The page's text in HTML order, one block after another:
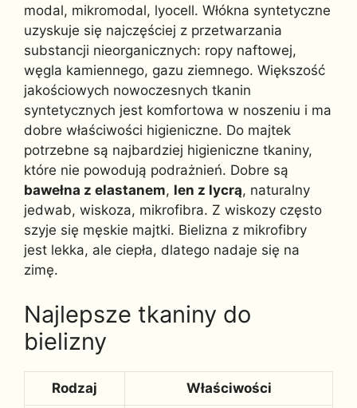
modal, mikromodal, lyocell. Włókna syntetyczne
uzyskuje się najczęściej z przetwarzania
substancji nieorganicznych: ropy naftowej,
węgla kamiennego, gazu ziemnego. Większość
jakościowych nowoczesnych tkanin
syntetycznych jest komfortowa w noszeniu i ma
dobre właściwości higieniczne. Do majtek
potrzebne są najbardziej higieniczne tkaniny,
które nie powodują podrażnień. Dobre są
bawełna z elastanem, len z lycrą, naturalny
jedwab, wiskoza, mikrofibra. Z wiskozy często
szyje się męskie majtki. Bielizna z mikrofibry
jest lekka, ale ciepła, dlatego nadaje się na
zimę.
Najlepsze tkaniny do
bielizny
Rodzaj Właściwości